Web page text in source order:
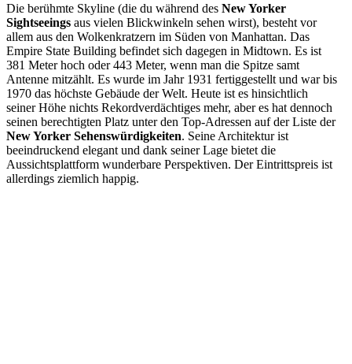
Die berühmte Skyline (die du während des New Yorker
Sightseeings aus vielen Blickwinkeln sehen wirst), besteht vor
allem aus den Wolkenkratzern im Süden von Manhattan. Das
Empire State Building befindet sich dagegen in Midtown. Es ist
381 Meter hoch oder 443 Meter, wenn man die Spitze samt
Antenne mitzählt. Es wurde im Jahr 1931 fertiggestellt und war bis
1970 das höchste Gebäude der Welt. Heute ist es hinsichtlich
seiner Höhe nichts Rekordverdächtiges mehr, aber es hat dennoch
seinen berechtigten Platz unter den Top-Adressen auf der Liste der
New Yorker Sehenswürdigkeiten. Seine Architektur ist
beeindruckend elegant und dank seiner Lage bietet die
Aussichtsplattform wunderbare Perspektiven. Der Eintrittspreis ist
allerdings ziemlich happig.